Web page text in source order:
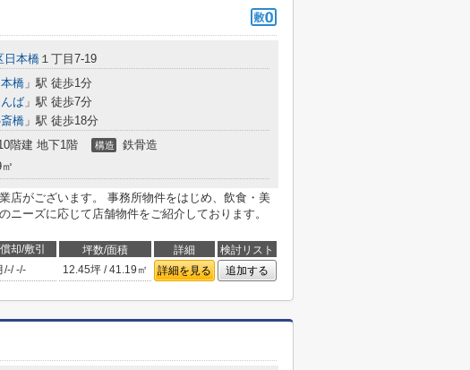
日本橋 １丁目7-19
本橋 」駅 徒歩1分
ば 」駅 徒歩7分
橋 」駅 徒歩18分
階建 地下1階 構造 鉄骨造
店がございます。 事務所物件をはじめ、飲食・美
ニーズに応じて店舗物件をご紹介しております。
却/敷引 坪数/面積 詳細
検討リスト
/-/-/- 12.45坪 / 41.19㎡ 詳細を見る 追加する